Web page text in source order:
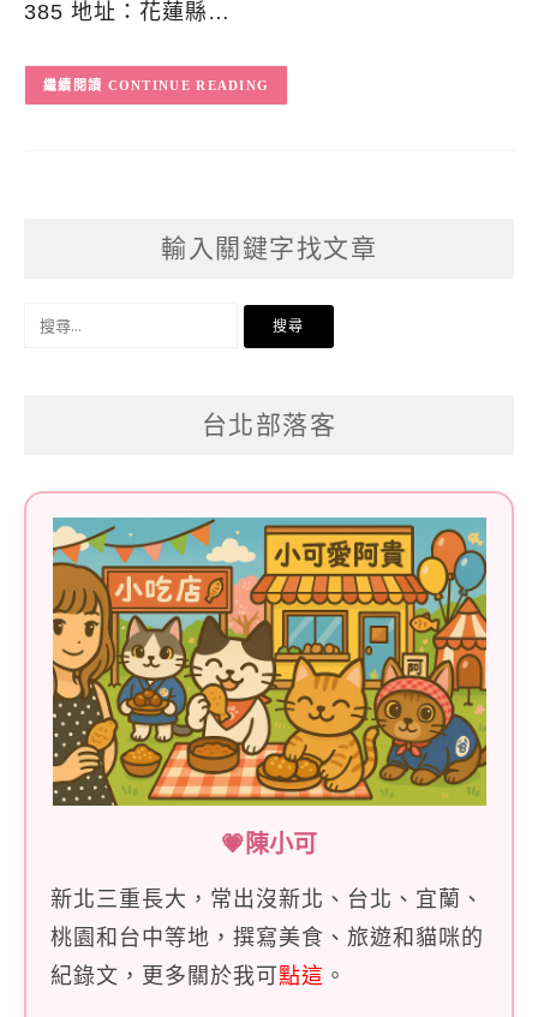
385 地址：花蓮縣…
CONTINUE READING
輸入關鍵字找文章
搜
台北部落客
💗陳小可
新北三重長大，常出沒新北、台北、宜蘭、
桃園和台中等地，撰寫美食、旅遊和貓咪的
紀錄文，更多關於我可點這 。